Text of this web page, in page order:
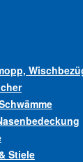
Stiele